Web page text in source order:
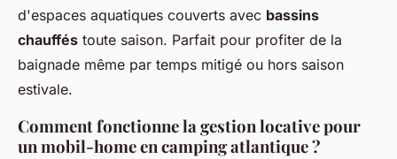
d'espaces aquatiques couverts avec bassins
chauffés toute saison. Parfait pour profiter de la
baignade même par temps mitigé ou hors saison
estivale.
Comment fonctionne la gestion locative pour
un mobil-home en camping atlantique ?